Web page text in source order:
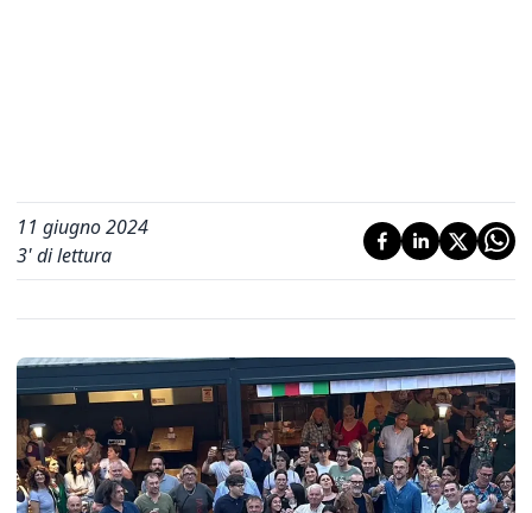
11 giugno 2024
3' di lettura